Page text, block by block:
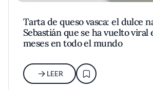
Tarta de queso vasca: el dulce
Sebastián que se ha vuelto viral
meses en todo el mundo
LEER